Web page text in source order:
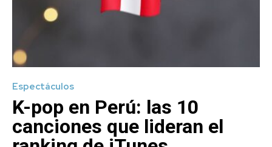
Espectáculos
K-pop en Perú: las 10
canciones que lideran el